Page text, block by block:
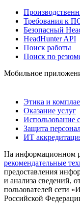
Требования к
Безопасный
HeadHunter API
Поиск работы
Поиск по
Мобильное
Этика и
Оказание услуг
Использование
Защита
ИТ
На информационном
рекомендательные
предоставления
и анализа сведений,
пользователей сети
Российской